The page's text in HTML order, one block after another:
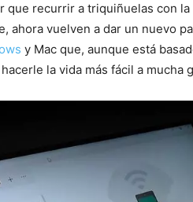
que recurrir a triquiñuelas con
ahora vuelven a dar un nuevo
y Mac que, aunque está
la vida más fácil a mucha